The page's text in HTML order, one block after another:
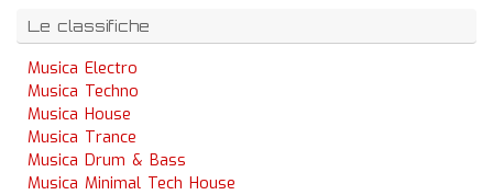
Le classifiche
Musica Electro
Musica Techno
Musica House
Musica Trance
Musica Drum & Bass
Musica Minimal Tech House